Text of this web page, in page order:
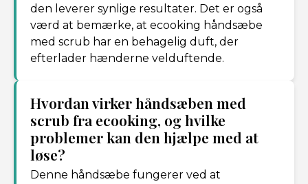
den leverer synlige resultater. Det er også
værd at bemærke, at ecooking håndsæbe
med scrub har en behagelig duft, der
efterlader hænderne velduftende.
Hvordan virker håndsæben med
scrub fra ecooking, og hvilke
problemer kan den hjælpe med at
løse?
Denne håndsæbe fungerer ved at